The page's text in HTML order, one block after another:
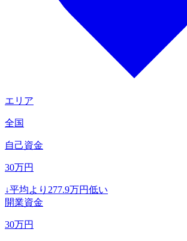
エリア
全国
自己資金
30万円
↓平均より 277.9万円低い
開業資金
30万円